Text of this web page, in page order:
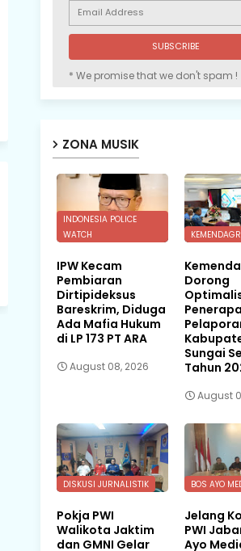
* We promise that we don't spam !
ZONA MUSIK
INDONESIA POLICE
WATCH
IPW Kecam
Pembiaran
Dirtipideksus
Bareskrim, Diduga
Ada Mafia Hukum
di LP 173 PT ARA
August 08, 2026
Dorong
Sungai
Tahun
August
DISKUSI JURNALISTIK
Pokja PWI
Walikota Jaktim
dan GMNI Gelar
BOS AYO
Jelang
PWI
Ayo